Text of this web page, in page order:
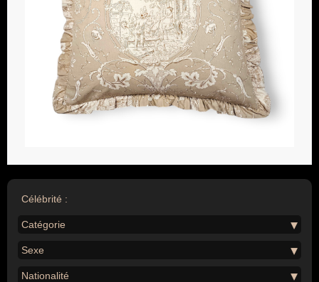
Célébrité :
Catégorie
Sexe
Nationalité